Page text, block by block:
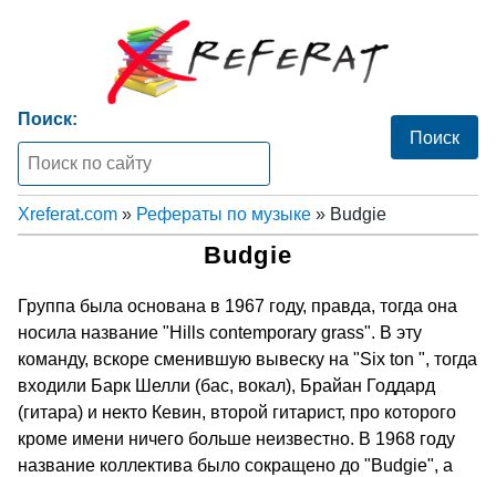
Поиск:
Xreferat.com » Рефераты по музыке » Budgie
Budgie
Группа была основана в 1967 году, правда, тогда она
носила название "Hills contemporary grass". В эту
команду, вскоре сменившую вывеску на "Six ton ", тогда
входили Барк Шелли (бас, вокал), Брайан Годдард
(гитара) и некто Кевин, второй гитарист, про которого
кроме имени ничего больше неизвестно. В 1968 году
название коллектива было сокращено до "Budgie", а